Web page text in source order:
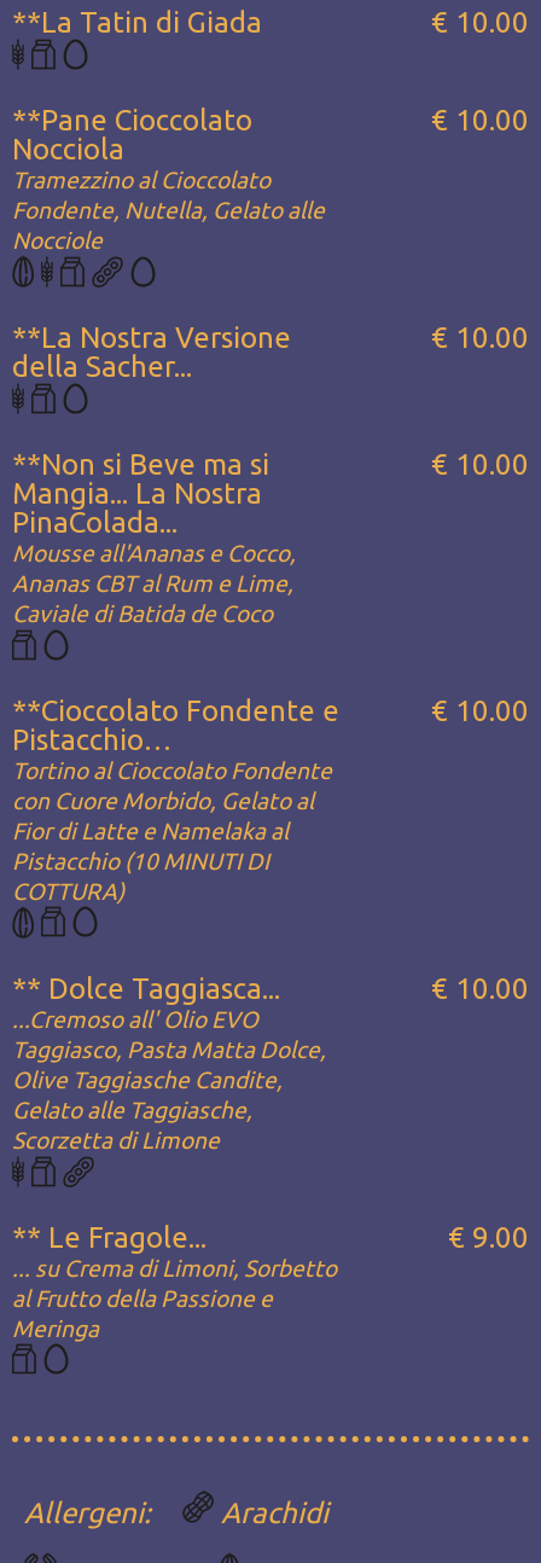
**La Tatin di Giada € 10.00
**Pane Cioccolato
Nocciola
Tramezzino al Cioccolato
Fondente, Nutella, Gelato alle
Nocciole
€ 10.00
**La Nostra Versione
della Sacher...
€ 10.00
**Non si Beve ma si
Mangia... La Nostra
PinaColada...
Mousse all'Ananas e Cocco,
Ananas CBT al Rum e Lime,
Caviale di Batida de Coco
€ 10.00
**Cioccolato Fondente e
Pistacchio…
Tortino al Cioccolato Fondente
con Cuore Morbido, Gelato al
Fior di Latte e Namelaka al
Pistacchio (10 MINUTI DI
COTTURA)
€ 10.00
** Dolce Taggiasca...
...Cremoso all' Olio EVO
Taggiasco, Pasta Matta Dolce,
Olive Taggiasche Candite,
Gelato alle Taggiasche,
Scorzetta di Limone
€ 10.00
** Le Fragole...
... su Crema di Limoni, Sorbetto
al Frutto della Passione e
Meringa
€ 9.00
Allergeni:
Arachidi